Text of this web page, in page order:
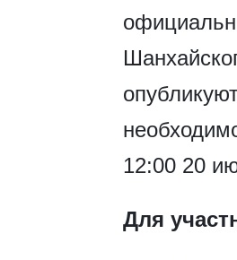
12:00 20
Для